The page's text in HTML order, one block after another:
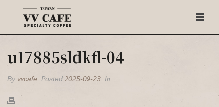
u17885sldkfl-04
By vvcafe Posted 2025-09-23 In